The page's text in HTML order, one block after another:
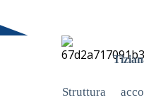
Struttura